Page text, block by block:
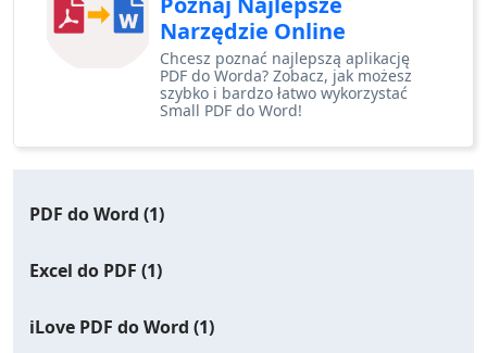
Narzędzie Online
Chcesz poznać najlepszą aplikację
PDF do Worda? Zobacz, jak możesz
szybko i bardzo łatwo wykorzystać
Small PDF do Word!
PDF do Word (1)
Excel do PDF (1)
iLove PDF do Word (1)